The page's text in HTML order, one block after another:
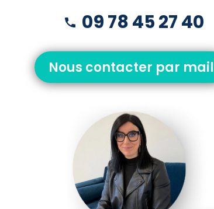
09 78 45 27 40
Nous contacter par mail